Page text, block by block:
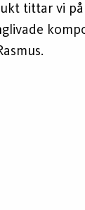
tittar vi